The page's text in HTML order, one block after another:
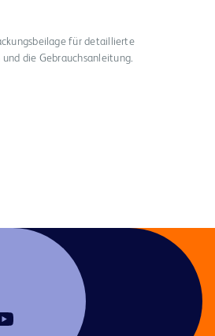
für detaillierte
die Gebrauchsanleitung.